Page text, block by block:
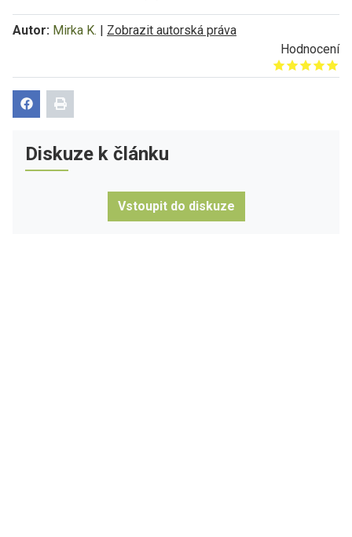
Autor: Mirka K. | Zobrazit autorská práva
Hodnocení
Give it 1/5
Give it 2/5
Give it 3/5
Give it 4/5
Give it 5/5
Diskuze k článku
Vstoupit do diskuze